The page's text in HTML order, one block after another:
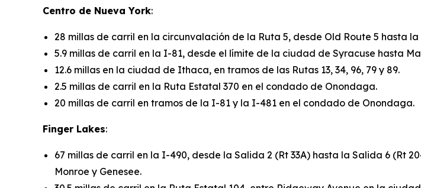
Centro de Nueva York:
28 millas de carril en la circunvalación de la Ruta 5, desde Old Route 5 hasta
5.9 millas de carril en la I-81, desde el límite de la ciudad de Syracuse hasta
12.6 millas en la ciudad de Ithaca, en tramos de las Rutas 13, 34, 96, 79 y 89.
2.5 millas de carril en la Ruta Estatal 370 en el condado de Onondaga.
20 millas de carril en tramos de la I-81 y la I-481 en el condado de Onondaga.
Finger Lakes:
67 millas de carril en la I-490, desde la Salida 2 (Rt 33A) hasta la Salida 6 (Rt
Monroe y Genesee.